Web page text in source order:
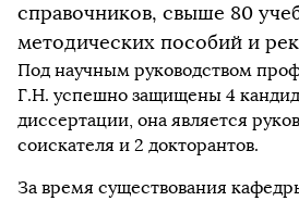
справочников, свыше 80
методических пособий и
Под научным руководством
Г.Н. успешно защищены 4
диссертации, она является
соискателя и 2 докторантов.
За время существования